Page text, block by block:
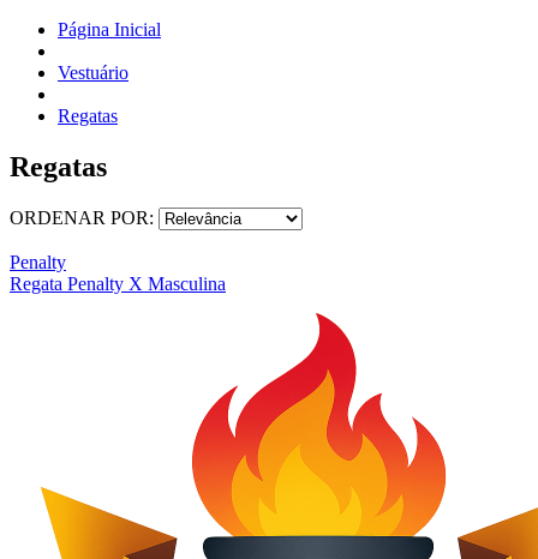
Página Inicial
Vestuário
Regatas
Regatas
ORDENAR POR:
Penalty
Regata Penalty X Masculina